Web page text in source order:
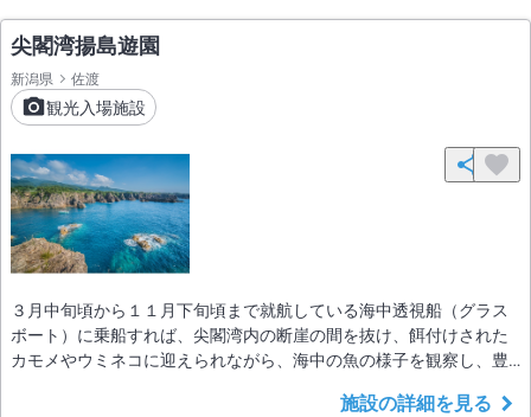
尖閣湾揚島遊園
新潟県 佐渡
観光入場施設
３月中旬頃から１１月下旬頃まで就航している海中透視船（グラス
ボート）に乗船すれば、尖閣湾内の断崖の間を抜け、餌付けされた
カモメやウミネコに迎えられながら、海中の魚の様子を観察し、豊
施設の詳細を見る